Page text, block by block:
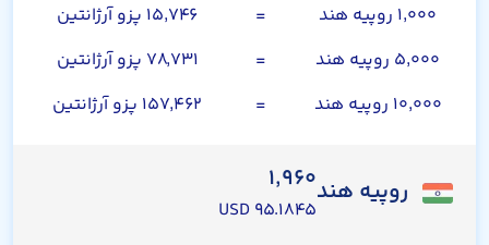
۱,۰۰۰ روپیه هند
=
۱۵,۷۴۶ پزو آرژانتین
۵,۰۰۰ روپیه هند
=
۷۸,۷۳۱ پزو آرژانتین
۱۰,۰۰۰ روپیه هند
= ۱۵۷,۴۶۲ پزو آرژانتین
روپیه هند۱,۹۶۰
۹۵.۱۸۴۵ USD